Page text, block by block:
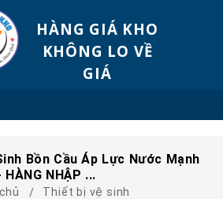
HÀNG GIÁ KHO
KHÔNG LO VỀ
GIÁ
Bồn Cầu Áp Lực Nước Mạnh
HÀNG NHẬP ...
Thiết bị vệ sinh